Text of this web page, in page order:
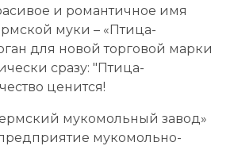
и романтичное имя
муки – «Птица-
для новой торговой марки
сразу: "Птица-
ценится!
мукомольный завод»
мукомольно-